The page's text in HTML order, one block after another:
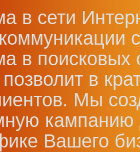
в сети
в поисковых
в
Мы
кампанию
Вашего